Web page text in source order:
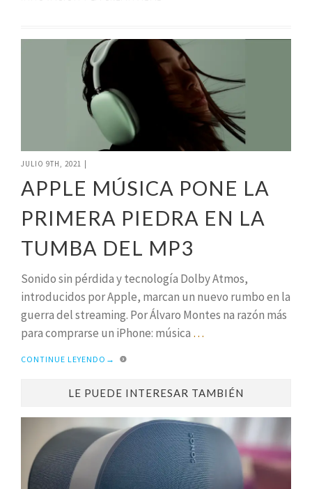
JULIO 9TH, 2021
APPLE MÚSICA PONE LA
PRIMERA PIEDRA EN LA
TUMBA DEL MP3
Sonido sin pérdida y tecnología Dolby Atmos,
introducidos por Apple, marcan un nuevo rumbo en la
guerra del streaming. Por Álvaro Montes na razón más
para comprarse un iPhone: música …
CONTINUE LEYENDO →
LE PUEDE INTERESAR TAMBIÉN